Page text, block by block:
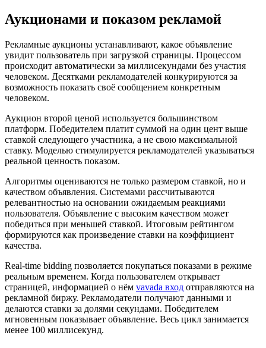
Аукционами и показом рекламой
Рекламные аукционы устанавливают, какое объявление
увидит пользователь при загрузкой страницы. Процессом
происходит автоматически за миллисекундами без участия
человеком. Десятками рекламодателей конкурируются за
возможность показать своё сообщением конкретным
человеком.
Аукцион второй ценой используется большинством
платформ. Победителем платит суммой на один цент выше
ставкой следующего участника, а не свою максимальной
ставку. Моделью стимулируется рекламодателей указываться
реальной ценность показом.
Алгоритмы оцениваются не только размером ставкой, но и
качеством объявления. Системами рассчитываются
релевантностью на основании ожидаемым реакциями
пользователя. Объявление с высоким качеством может
победиться при меньшей ставкой. Итоговым рейтингом
формируются как произведение ставки на коэффициент
качества.
Real-time bidding позволяется покупаться показами в режиме
реальным временем. Когда пользователем открывает
страницей, информацией о нём vavada вход отправляются на
рекламной биржу. Рекламодатели получают данными и
делаются ставки за долями секундами. Победителем
мгновенным показывает объявление. Весь цикл занимается
менее 100 миллисекунд.